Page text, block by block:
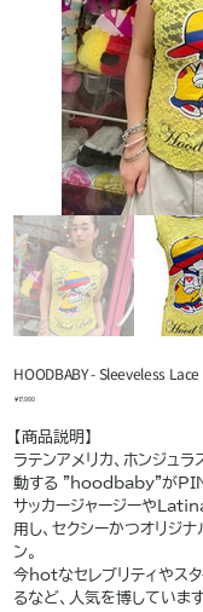
HOODBABY - Sleeveless
価
￥17,990
【商品説明】
ラテンアメリカ、ホンジ
動する "hoodbaby"が
サッカージャージーや
用し、セクシーかつオリジ
ン。
今hotなセレブリティやス
るなど、人気を博しています